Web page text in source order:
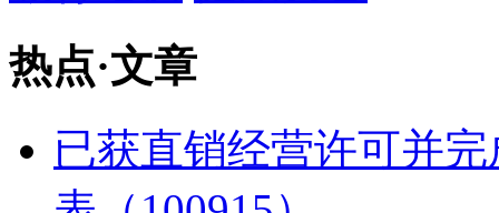
热点·文章
已获直销经营许可并